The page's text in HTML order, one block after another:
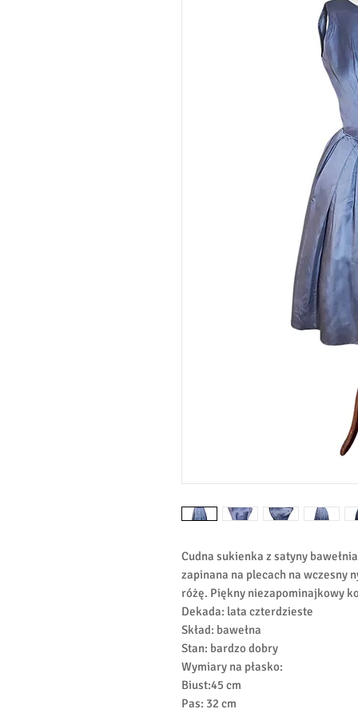
Cudna sukienka z satyny
zapinana na plecach na wczesny
różę. Piękny niezapominajkowy
Dekada: lata czterdzieste
Skład: bawełna
Stan: bardzo dobry
Wymiary na płasko:
Biust:45 cm
Pas: 32 cm